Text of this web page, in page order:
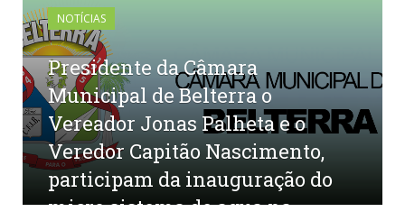
NOTÍCIAS
Presidente da Câmara
Municipal de Belterra o
Vereador Jonas Palheta e o
Veredor Capitão Nascimento,
participam da inauguração do
micro sistema de agua na